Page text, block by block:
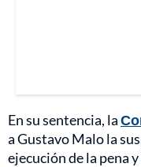
En su sentencia, la
a Gustavo Malo la
ejecución de la pena